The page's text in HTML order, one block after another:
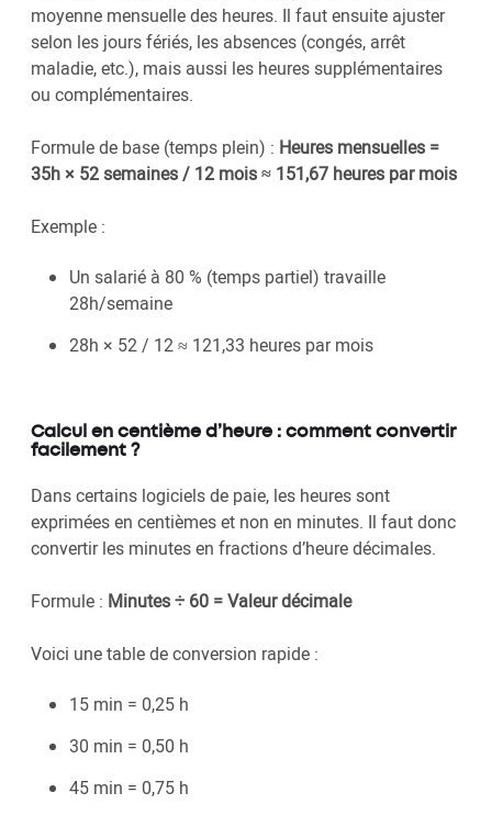
moyenne mensuelle des heures. Il faut ensuite ajuster
selon les jours fériés, les absences (congés, arrêt
maladie, etc.), mais aussi les heures supplémentaires
ou complémentaires.
Formule de base (temps plein) : Heures mensuelles =
35h × 52 semaines / 12 mois ≈ 151,67 heures par mois
Exemple :
Un salarié à 80 % (temps partiel) travaille
28h/semaine
28h × 52 / 12 ≈ 121,33 heures par mois
Calcul en centième d’heure : comment convertir
facilement ?
Dans certains logiciels de paie, les heures sont
exprimées en centièmes et non en minutes. Il faut donc
convertir les minutes en fractions d’heure décimales.
Formule : Minutes ÷ 60 = Valeur décimale
Voici une table de conversion rapide :
15 min = 0,25 h
30 min = 0,50 h
45 min = 0,75 h